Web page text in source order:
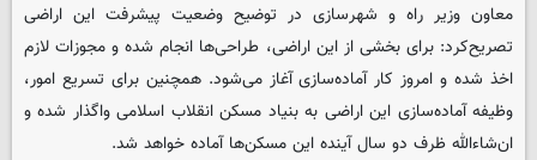
معاون وزیر راه و شهرسازی در توضیح وضعیت پیشرفت این اراضی
تصریح‌کرد: برای بخشی از این اراضی، طراحی‌ها انجام شده و مجوزات لازم
اخذ شده و امروز کار آماده‌سازی آغاز می‌شود. همچنین برای تسریع امور،
وظیفه آماده‌سازی این اراضی به بنیاد مسکن انقلاب اسلامی واگذار شده و
ان‌شاءالله ظرف دو سال آینده این مسکن‌ها آماده خواهد شد.